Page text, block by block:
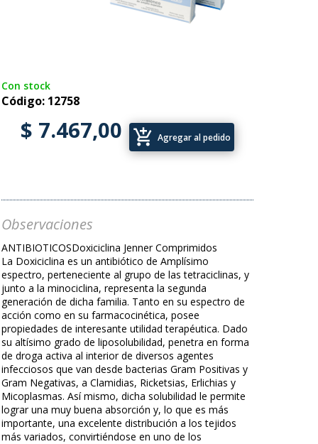
Con stock
Código: 12758
$ 7.467,00 add_shopping_cart Agregar al pedido
Observaciones
ANTIBIOTICOSDoxiciclina Jenner Comprimidos
La Doxiciclina es un antibiótico de Amplísimo
espectro, perteneciente al grupo de las tetraciclinas, y
junto a la minociclina, representa la segunda
generación de dicha familia. Tanto en su espectro de
acción como en su farmacocinética, posee
propiedades de interesante utilidad terapéutica. Dado
su altísimo grado de liposolubilidad, penetra en forma
de droga activa al interior de diversos agentes
infecciosos que van desde bacterias Gram Positivas y
Gram Negativas, a Clamidias, Ricketsias, Erlichias y
Micoplasmas. Así mismo, dicha solubilidad le permite
lograr una muy buena absorción y, lo que es más
importante, una excelente distribución a los tejidos
más variados, convirtiéndose en uno de los